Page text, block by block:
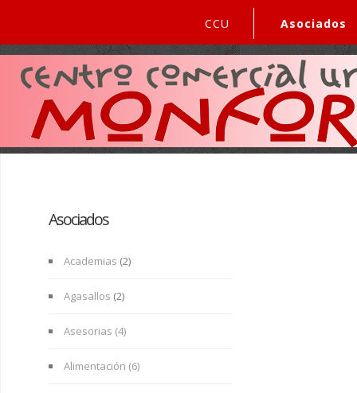
CCU Asociados
Asociados
Academias (2)
Agasallos (2)
Asesorias (4)
Alimentación (6)